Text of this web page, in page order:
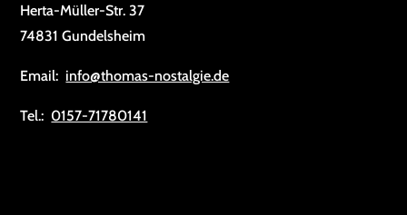
Herta-Müller-Str. 37
74831 Gundelsheim
Email: info@thomas-nostalgie.de
Tel.: 0157-71780141